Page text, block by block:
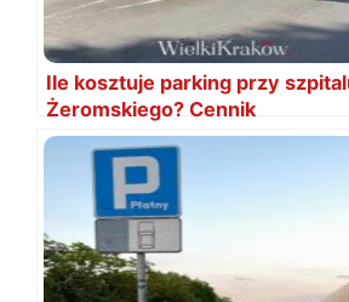
Ile kosztuje parking przy
Żeromskiego? Cennik